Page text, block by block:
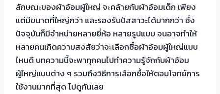
ลักษณะของผ้าอ้อมผู้ใหญ่ จะคล้ายกับผ้าอ้อมเด็ก เพียง
แต่มีขนาดที่ใหญ่กว่า และรองรับปัสสาวะได้มากกว่า ซึ่ง
ปัจจุบันก็มีจำหน่ายหลายยี่ห้อ หลายรูปแบบ จนอาจทำให้
หลายคนเกิดความสงสัยว่าจะเลือกซื้อผ้าอ้อมผู้ใหญ่แบบ
ไหนดี บทความนี้จะพาทุกคนไปทำความรู้จักกับผ้าอ้อม
ผู้ใหญ่แบบต่าง ๆ รวมถึงวิธีการเลือกซื้อให้ตอบโจทย์การ
ใช้งานมากที่สุด ไปดูกันเลย